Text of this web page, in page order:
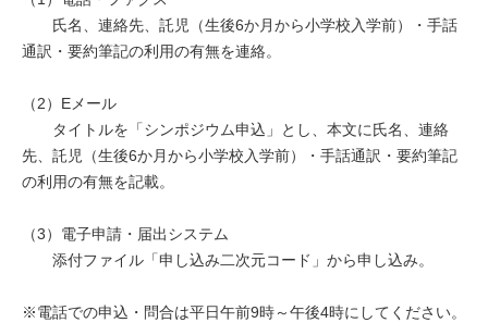
氏名、連絡先、託児（生後6か月から小学校入学前）・手話
通訳・要約筆記の利用の有無を連絡。
（2）Eメール
タイトルを「シンポジウム申込」とし、本文に氏名、連絡
先、託児（生後6か月から小学校入学前）・手話通訳・要約筆記
の利用の有無を記載。
（3）電子申請・届出システム
添付ファイル「申し込み二次元コード」から申し込み。
※電話での申込・問合は平日午前9時～午後4時にしてください。